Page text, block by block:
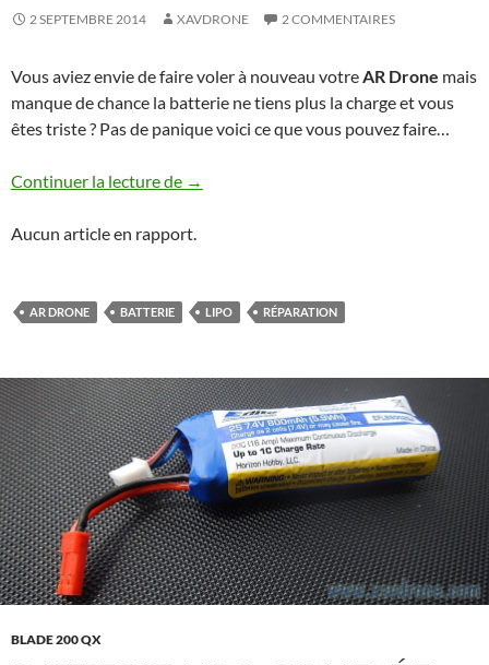
2 SEPTEMBRE 2014 XAVDRONE 2 COMMENTAIRES
Vous aviez envie de faire voler à nouveau votreAR Drone mais
manque de chance la batterie ne tiens plus la charge et vous
êtes triste ? Pas de panique voici ce que vous pouvez faire…
Continuer la lecture de Réparation batterie AR Drone
→
Aucun article en rapport.
AR DRONE BATTERIE LIPO RÉPARATION
BLADE 200 QX